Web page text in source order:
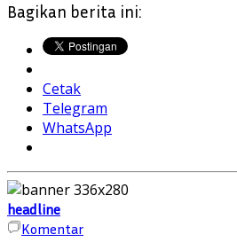
Bagikan berita ini:
Cetak
Telegram
WhatsApp
headline
Komentar